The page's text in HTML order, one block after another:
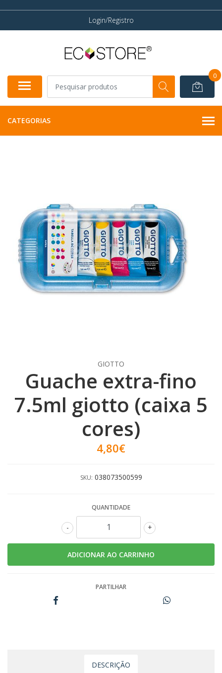
Login/Registro
0
CATEGORIAS
GIOTTO
Guache extra-fino
7.5ml giotto (caixa 5
cores)
4,80€
SKU: 038073500599
QUANTIDADE
+
-
PARTILHAR
DESCRIÇÃO